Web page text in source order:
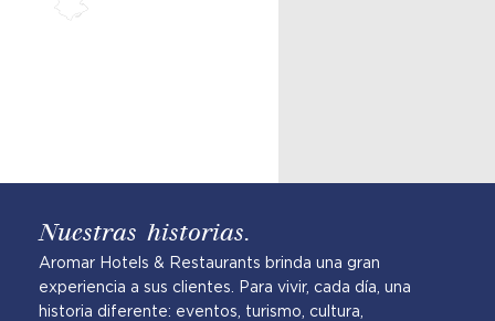
Nuestras historias.
Aromar Hotels & Restaurants brinda una gran
experiencia a sus clientes. Para vivir, cada día, una
historia diferente: eventos, turismo, cultura,